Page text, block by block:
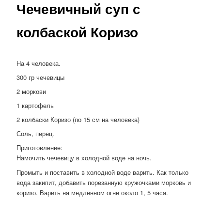
Чечевичный суп с
колбаской Коризо
На 4 человека.
300 гр чечевицы
2 моркови
1 картофель
2 колбаски Коризо (по 15 см на человека)
Соль, перец.
Приготовление:
Намочить чечевицу в холодной воде на ночь.
Промыть и поставить в холодной воде варить. Как только
вода закипит, добавить порезанную кружочками морковь и
коризо. Варить на медленном огне около 1, 5 часа.